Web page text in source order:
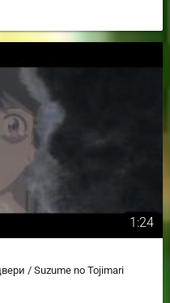
1:24
/ Suzume no Tojimari